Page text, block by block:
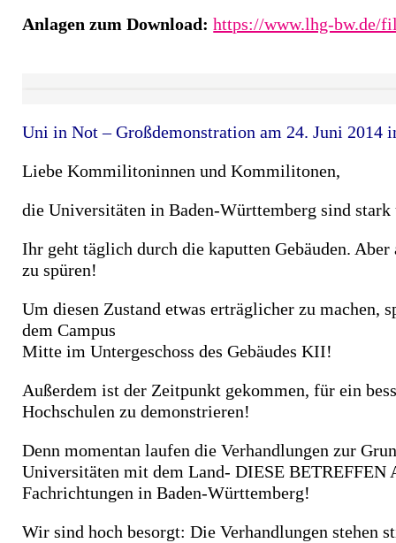
Anlagen zum Download: https://www.lhg-bw.de/
Uni in Not – Großdemonstration am 24. Juni 2014
Liebe Kommilitoninnen und Kommilitonen,
die Universitäten in Baden-Württemberg sind
Ihr geht täglich durch die kaputten Gebäuden.
zu spüren!
Um diesen Zustand etwas erträglicher zu
dem Campus
Mitte im Untergeschoss des Gebäudes KII!
Außerdem ist der Zeitpunkt gekommen, für ein
Hochschulen zu demonstrieren!
Denn momentan laufen die Verhandlungen zur
Universitäten mit dem Land- DIESE
Fachrichtungen in Baden-Württemberg!
Wir sind hoch besorgt: Die Verhandlungen stehen